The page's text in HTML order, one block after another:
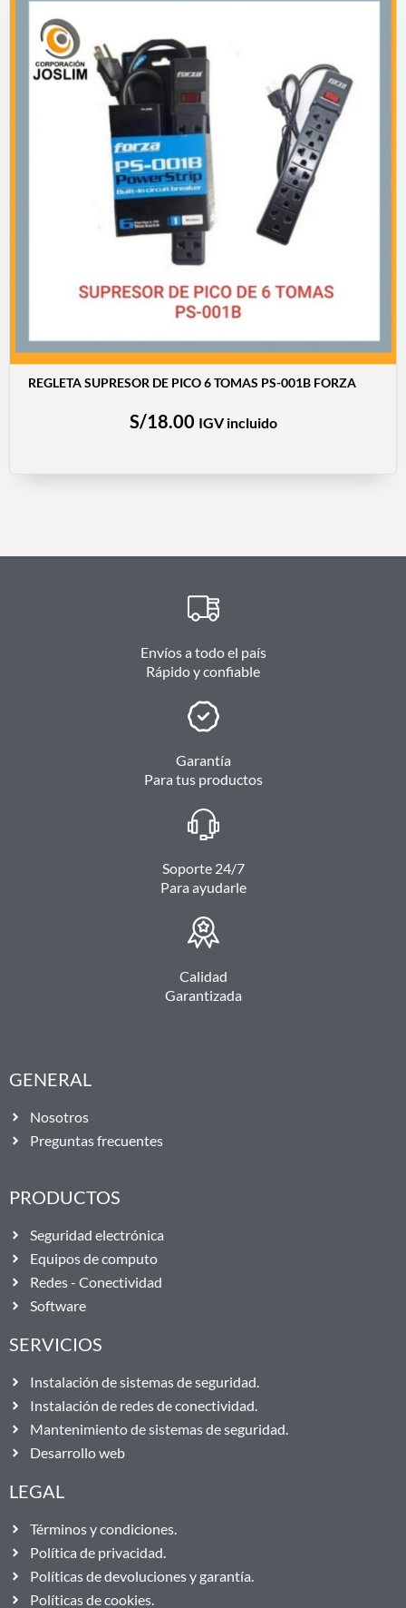
REGLETA SUPRESOR DE PICO 6 TOMAS PS-001B FORZA
S/18.00 IGV incluido
Envíos a todo el país
Rápido y confiable
Garantía
Para tus productos
Soporte 24/7
Para ayudarle
Calidad
Garantizada
GENERAL
Nosotros
Preguntas frecuentes
PRODUCTOS
Seguridad electrónica
Equipos de computo
Redes - Conectividad
Software
SERVICIOS
Instalación de sistemas de seguridad.
Instalación de redes de conectividad.
Mantenimiento de sistemas de seguridad.
Desarrollo web
LEGAL
Términos y condiciones.
Política de privacidad.
Políticas de devoluciones y garantía.
Políticas de cookies.